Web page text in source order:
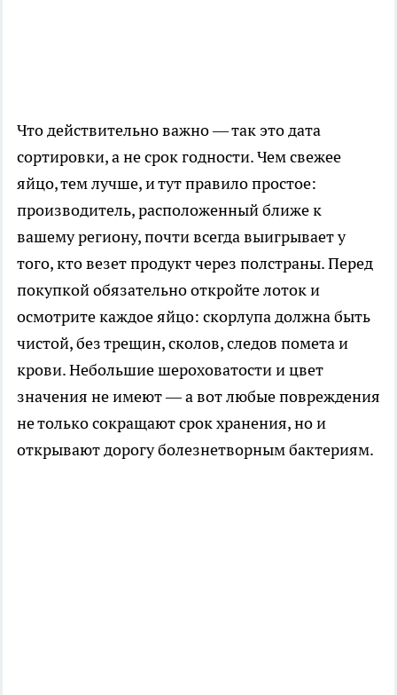
Что действительно важно — так это дата
сортировки, а не срок годности. Чем свежее
яйцо, тем лучше, и тут правило простое:
производитель, расположенный ближе к
вашему региону, почти всегда выигрывает у
того, кто везет продукт через полстраны. Перед
покупкой обязательно откройте лоток и
осмотрите каждое яйцо: скорлупа должна быть
чистой, без трещин, сколов, следов помета и
крови. Небольшие шероховатости и цвет
значения не имеют — а вот любые повреждения
не только сокращают срок хранения, но и
открывают дорогу болезнетворным бактериям.